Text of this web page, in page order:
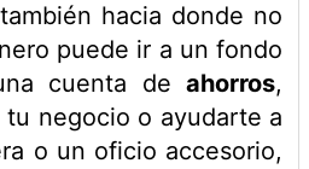
hacia donde no
puede ir a un fondo
cuenta deahorros,
negocio o ayudarte a
o un oficio accesorio,